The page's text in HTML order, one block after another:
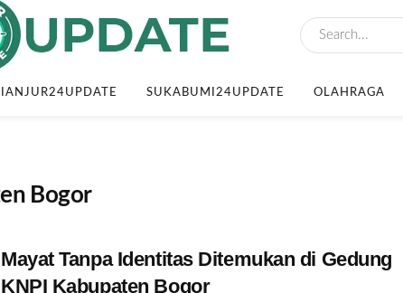
SUKABUMI24UPDATE OLAHRAGA
Bogor
Mayat Tanpa Identitas Ditemukan di Gedung
KNPI Kabupaten Bogor